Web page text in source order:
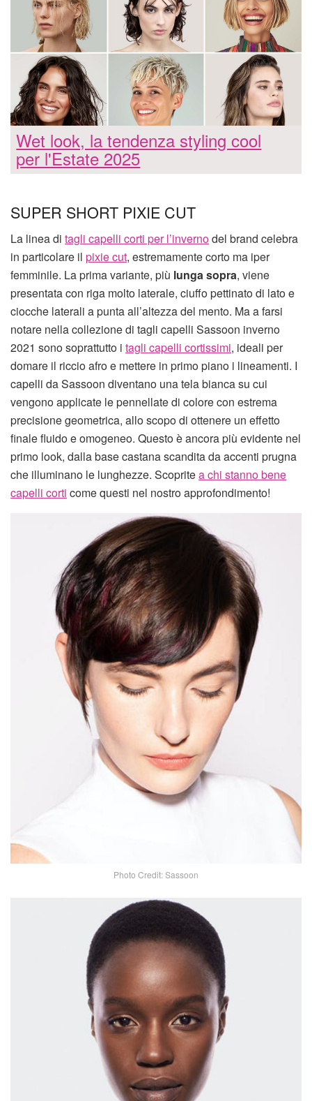
Wet look, la tendenza styling cool
per l'Estate 2025
SUPER SHORT PIXIE CUT
La linea di tagli capelli corti per l’invernodel brand celebra
in particolare il pixie cut, estremamente corto ma iper
femminile. La prima variante, più lunga sopra, viene
presentata con riga molto laterale, ciuffo pettinato di lato e
ciocche laterali a punta all’altezza del mento. Ma a farsi
notare nella collezione di tagli capelli Sassoon inverno
2021 sono soprattutto i tagli capelli cortissimi, ideali per
domare il riccio afro e mettere in primo piano i lineamenti. I
capelli da Sassoon diventano una tela bianca su cui
vengono applicate le pennellate di colore con estrema
precisione geometrica, allo scopo di ottenere un effetto
finale fluido e omogeneo. Questo è ancora più evidente nel
primo look, dalla base castana scandita da accenti prugna
che illuminano le lunghezze. Scopritea chi stanno bene
capelli corti come questi nel nostro approfondimento!
Photo Credit: Sassoon